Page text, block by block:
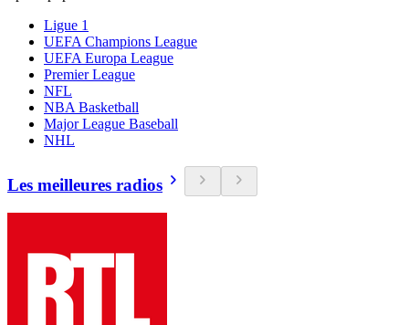
Ligue 1
UEFA Champions League
UEFA Europa League
Premier League
NFL
NBA Basketball
Major League Baseball
NHL
Les meilleures radios